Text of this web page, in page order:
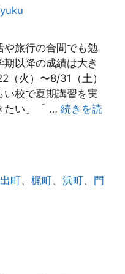
や旅行の合間でも勉
以降の成績は大き
（火）〜8/31（土）
校で夏期講習を実
たい」「 … 続きを読
町、梶町、浜町、 門